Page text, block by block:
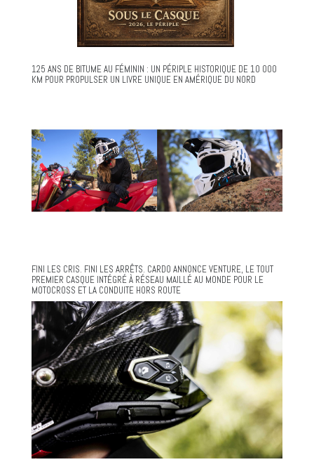
125 ANS DE BITUME AU FÉMININ : UN PÉRIPLE HISTORIQUE DE 10 000
KM POUR PROPULSER UN LIVRE UNIQUE EN AMÉRIQUE DU NORD
FINI LES CRIS. FINI LES ARRÊTS. CARDO ANNONCE VENTURE, LE TOUT
PREMIER CASQUE INTÉGRÉ À RÉSEAU MAILLÉ AU MONDE POUR LE
MOTOCROSS ET LA CONDUITE HORS ROUTE